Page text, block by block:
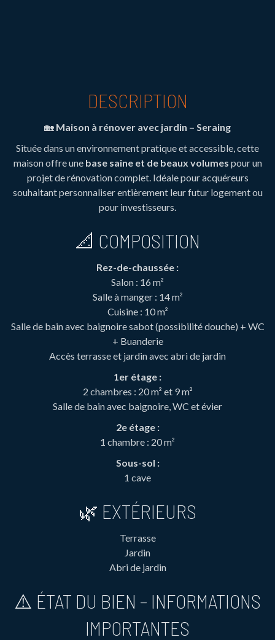
DESCRIPTION
🏡 Maison à rénover avec jardin – Seraing
Située dans un environnement pratique et accessible, cette
maison offre une base saine et de beaux volumes pour un
projet de rénovation complet. Idéale pour acquéreurs
souhaitant personnaliser entièrement leur futur logement ou
pour investisseurs.
📐 COMPOSITION
Rez-de-chaussée :
Salon : 16 m²
Salle à manger : 14 m²
Cuisine : 10 m²
Salle de bain avec baignoire sabot (possibilité douche) + WC
+ Buanderie
Accès terrasse et jardin avec abri de jardin
1er étage :
2 chambres : 20 m² et 9 m²
Salle de bain avec baignoire, WC et évier
2e étage :
1 chambre : 20 m²
Sous-sol :
1 cave
🌿 EXTÉRIEURS
Terrasse
Jardin
Abri de jardin
⚠️ ÉTAT DU BIEN – INFORMATIONS
IMPORTANTES